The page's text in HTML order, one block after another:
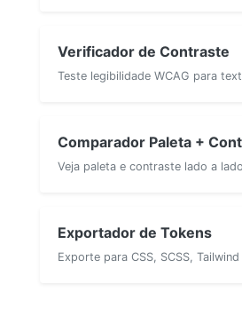
Verificador de Contraste
Teste legibilidade WCAG para
Comparador Paleta +
Veja paleta e contraste lado a
Exportador de Tokens
Exporte para CSS, SCSS, Tailwind